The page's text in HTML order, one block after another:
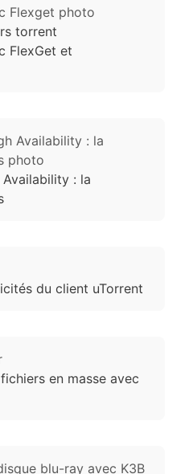
torrent
FlexGet et
: la
du client uTorrent
en masse avec